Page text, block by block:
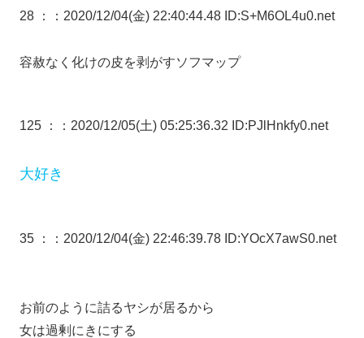
28 ： ：2020/12/04(金) 22:40:44.48 ID:S+M6OL4u0.net
容赦なく化けの皮を剥がすソフマップ
125 ： ：2020/12/05(土) 05:25:36.32 ID:PJlHnkfy0.net
大好き
35 ： ：2020/12/04(金) 22:46:39.78 ID:YOcX7awS0.net
お前のように詰るヤシが居るから
女は過剰にきにする